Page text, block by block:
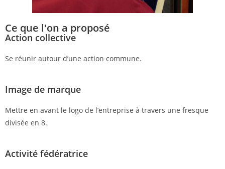
Ce que l'on a proposé
Action collective
Se réunir autour d’une action commune.
Image de marque
Mettre en avant le logo de l’entreprise à travers une fresque
divisée en 8.
Activité fédératrice